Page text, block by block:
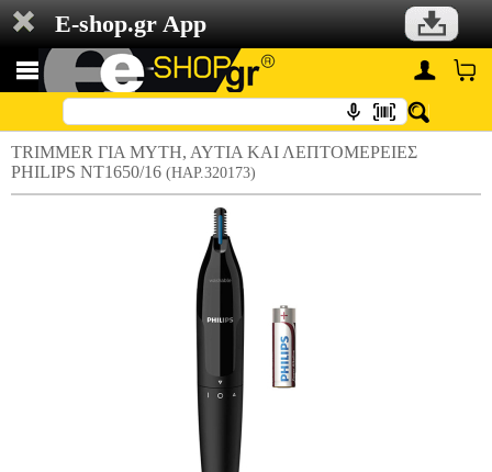
E-shop.gr App
TRIMMER ΓΙΑ ΜΥΤΗ, ΑΥΤΙΑ ΚΑΙ ΛΕΠΤΟΜΕΡΕΙΕΣ
PHILIPS NT1650/16 (HAP.320173)